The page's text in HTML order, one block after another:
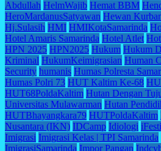
Abdullah HelmWajib Hemat BBM
HeroMardanusSatyawan Hewan
Hj.Sulasih HMI HMIKotaSamarinda
Hotel Amaris Samarinda Hotel Atlet
HPN 2025 HPN2025 Hukum Hukum
Kriminal HukumKeimigrasian Human
Security humanis Humas Polresta
Humas Polri 73 HUT Kaltim Ke-68
HUT68PoldaKaltim Hutan Dengan
Universitas Mulawarman Hutan
HUTBhayangkara79 HUTPoldaKaltim
Nusantara (IKN) IDCamp Idiologi
Imigrasi Imigrasi Kelas | TPI Samarinda
ImigrasiSamarinda Impor Pangan